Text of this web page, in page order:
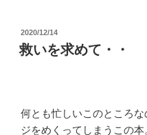
投
稿
日:
2020/12/14
救いを求めて・・
何とも忙しいこのところ
ジをめくってしまうこの